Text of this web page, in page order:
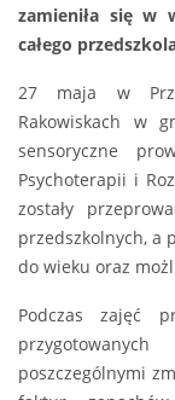
zamieniła się w
całego
27 maja w
Rakowiskach w
sensoryczne
Psychoterapii i
zostały
przedszkolnych, a
do wieku oraz
Podczas zajęć
poszczególnymi